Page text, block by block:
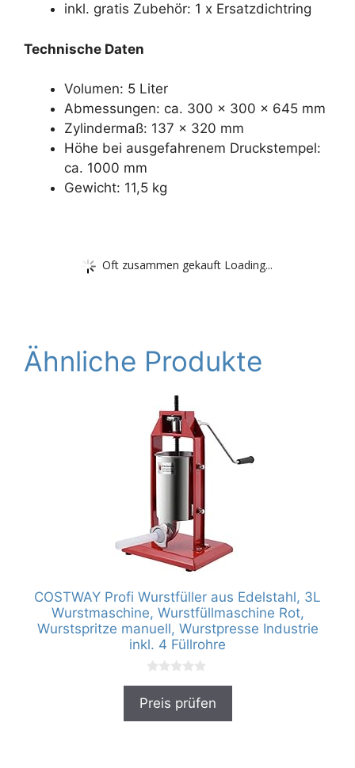
inkl. gratis Zubehör: 1 x Ersatzdichtring
Technische Daten
Volumen: 5 Liter
Abmessungen: ca. 300 x 300 x 645 mm
Zylindermaß: 137 x 320 mm
Höhe bei ausgefahrenem Druckstempel:
ca. 1000 mm
Gewicht: 11,5 kg
Oft zusammen gekauft Loading...
Ähnliche Produkte
COSTWAY Profi Wurstfüller aus Edelstahl, 3L
Wurstmaschine, Wurstfüllmaschine Rot,
Wurstspritze manuell, Wurstpresse Industrie
inkl. 4 Füllrohre
o
Preis prüfen